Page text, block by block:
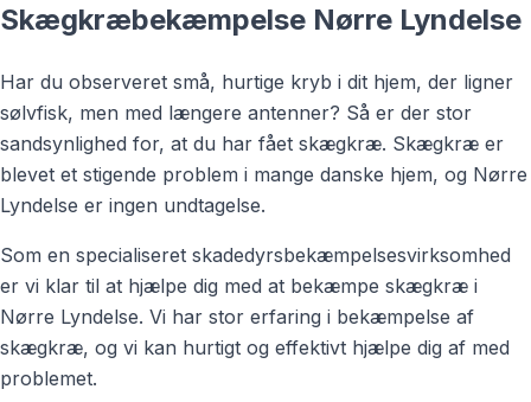
Skægkræbekæmpelse Nørre Lyndelse
Har du observeret små, hurtige kryb i dit hjem, der ligner
sølvfisk, men med længere antenner? Så er der stor
sandsynlighed for, at du har fået skægkræ. Skægkræ er
blevet et stigende problem i mange danske hjem, og Nørre
Lyndelse er ingen undtagelse.
Som en specialiseret skadedyrsbekæmpelsesvirksomhed
er vi klar til at hjælpe dig med at bekæmpe skægkræ i
Nørre Lyndelse. Vi har stor erfaring i bekæmpelse af
skægkræ, og vi kan hurtigt og effektivt hjælpe dig af med
problemet.